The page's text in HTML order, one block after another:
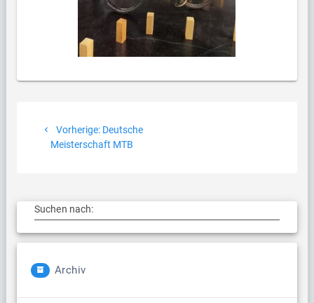
Vorherige: Vorheriger
Beitrag:
Deutsche
Meisterschaft MTB
Suchen nach:
Archiv